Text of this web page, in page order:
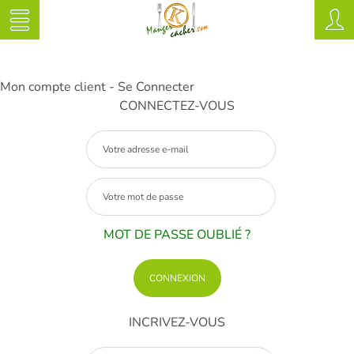
Mon compte client - Se Connecter
CONNECTEZ-VOUS
MOT DE PASSE OUBLIÉ ?
INCRIVEZ-VOUS